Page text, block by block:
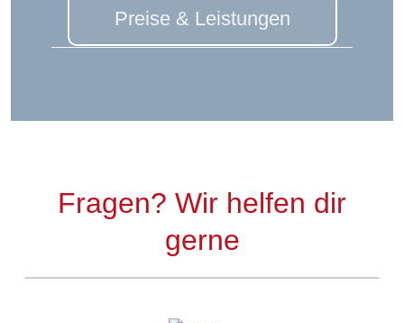
Preise & Leistungen
Fragen? Wir helfen dir
gerne